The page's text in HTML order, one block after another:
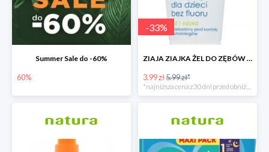
Summer Sale do -60%
60%
-33%
ZIAJA ZIAJKA ŻEL DO ZĘBÓW DLA DZIECI BEZ FLUORU OD 1 ZĄBKA
3.99 zł5.99 zł*